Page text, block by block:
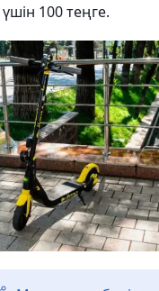
100 теңге.